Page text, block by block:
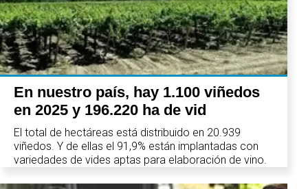
En nuestro país, hay 1.100 viñedos
en 2025 y 196.220 ha de vid
El total de hectáreas está distribuido en 20.939
viñedos. Y de ellas el 91,9% están implantadas con
variedades de vides aptas para elaboración de vino.